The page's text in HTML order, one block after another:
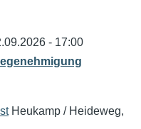
- 17:00
Heukamp / Heideweg,